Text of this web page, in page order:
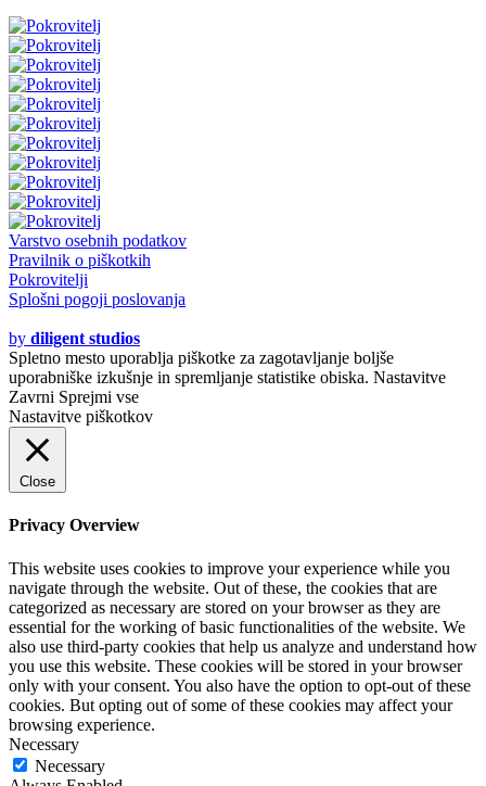
Varstvo osebnih podatkov
Pravilnik o piškotkih
Pokrovitelji
Splošni pogoji poslovanja
by diligent studios
Spletno mesto uporablja piškotke za zagotavljanje boljše
uporabniške izkušnje in spremljanje statistike obiska. Nastavitve
Zavrni Sprejmi vse
Nastavitve piškotkov
Close
Privacy Overview
This website uses cookies to improve your experience while you
navigate through the website. Out of these, the cookies that are
categorized as necessary are stored on your browser as they are
essential for the working of basic functionalities of the website. We
also use third-party cookies that help us analyze and understand how
you use this website. These cookies will be stored in your browser
only with your consent. You also have the option to opt-out of these
cookies. But opting out of some of these cookies may affect your
browsing experience.
Necessary
Necessary